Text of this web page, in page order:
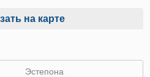
на карте
Эстепона